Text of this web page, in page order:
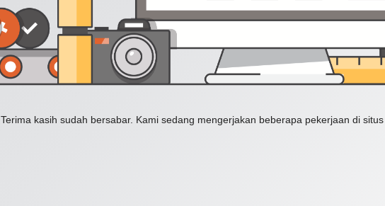
Terima kasih sudah bersabar. Kami sedang mengerjakan beberapa pekerjaan di